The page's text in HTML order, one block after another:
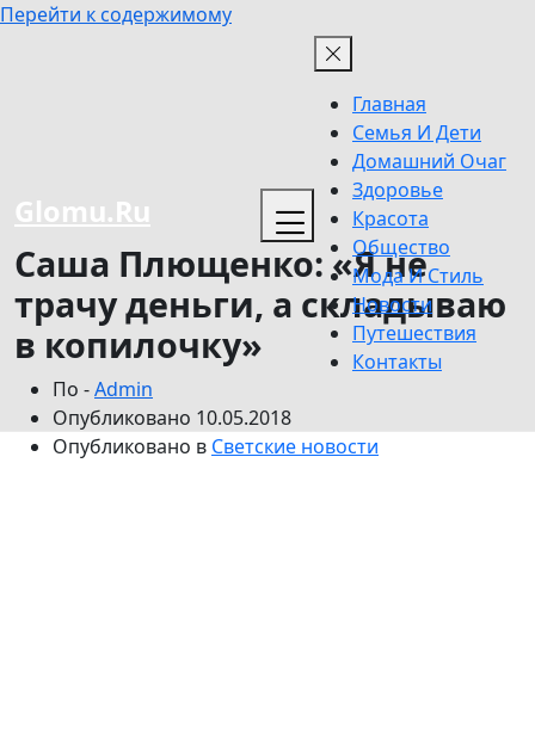
Перейти к содержимому
Glomu.Ru
Главная
Семья И Дети
Домашний Очаг
Здоровье
Красота
Общество
Мода И Стиль
Новости
Путешествия
Контакты
Саша Плющенко: «Я не
трачу деньги, а складываю
в копилочку»
По -Admin
Опубликовано 10.05.2018
Опубликовано в Светские новости